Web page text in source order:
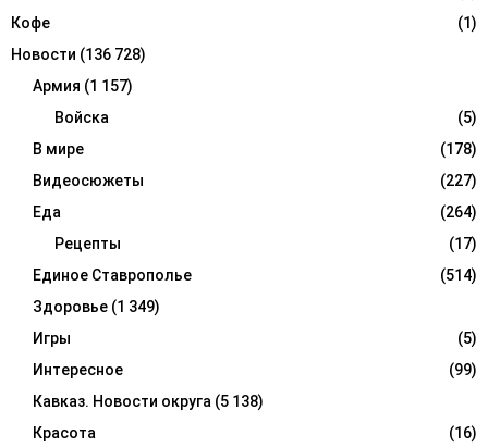
Кофе
(1)
Новости (136 728)
Армия (1 157)
Войска
(5)
В мире
(178)
Видеосюжеты
(227)
Еда
(264)
Рецепты
(17)
Единое Ставрополье
(514)
Здоровье (1 349)
Игры
(5)
Интересное
(99)
Кавказ. Новости округа (5 138)
Красота
(16)